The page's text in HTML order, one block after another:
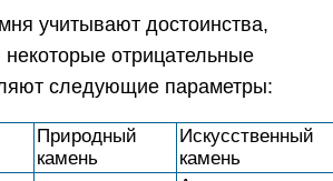
учитывают достоинства,
некоторые отрицательные
следующие параметры:
Природный
камень
Искусственный
камень